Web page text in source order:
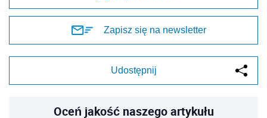
Zapisz się na newsletter
Udostępnij
Oceń jakość naszego artykułu